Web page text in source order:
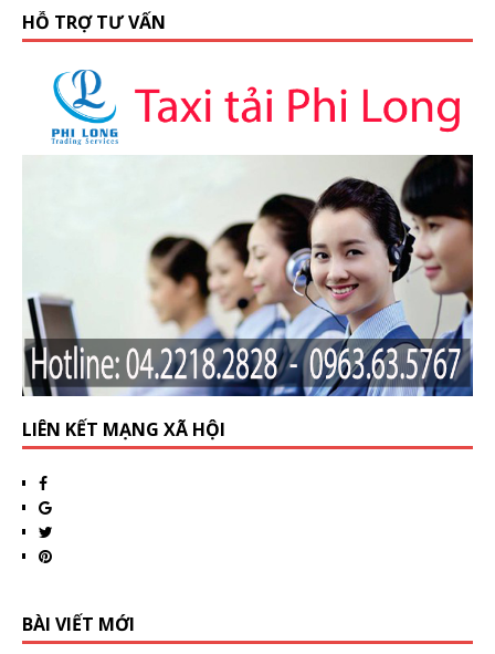
HỖ TRỢ TƯ VẤN
LIÊN KẾT MẠNG XÃ HỘI
BÀI VIẾT MỚI